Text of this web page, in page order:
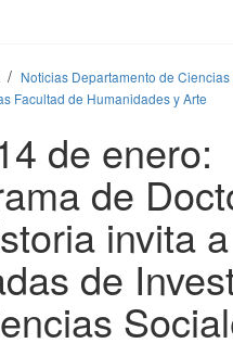
/ Noticias Departamento de
Facultad de Humanidades y Arte
de enero:
de
invita
de